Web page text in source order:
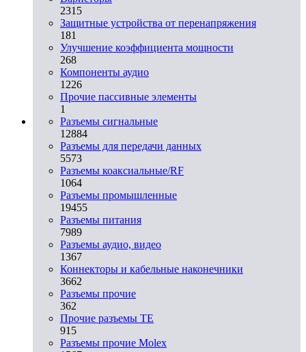
2315
Защитные устройства от перенапряжения
181
Улучшение коэффициента мощности
268
Компоненты аудио
1226
Прочие пассивные элементы
1
Разъeмы сигнальные
12884
Разъeмы для передачи данных
5573
Разъeмы коаксиальные/RF
1064
Разъeмы промышленные
19455
Разъeмы питания
7989
Разъeмы аудио, видео
1367
Коннекторы и кабельные наконечники
3662
Разъeмы прочие
362
Прочие разъемы TE
915
Разъемы прочие Molex